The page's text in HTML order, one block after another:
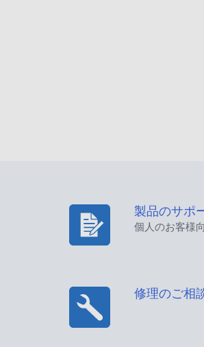
製品のサポ
個人のお客様
修理のご相